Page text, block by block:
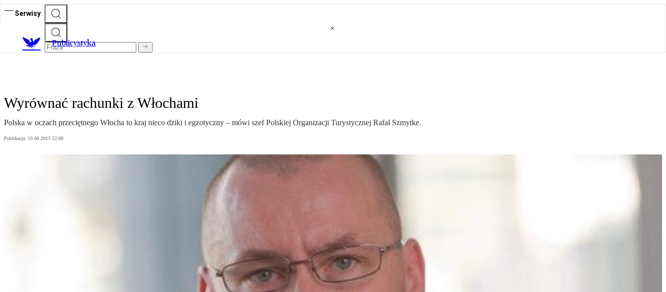
Serwisy
Publicystyka
Wyrównać rachunki z Włochami
Polska w oczach przeciętnego Włocha to kraj nieco dziki i egzotyczny – mówi szef Polskiej Organizacji Turystycznej Rafał Szmytke.
Publikacja: 10.06.2015 22:00